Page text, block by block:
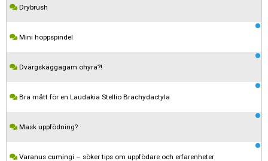
Drybrush
Mini hoppspindel
Dvärgskäggagam ohyra?!
Bra mått för en Laudakia Stellio Brachydactyla
Mask uppfödning?
Varanus cumingi – söker tips om uppfödare och erfarenheter